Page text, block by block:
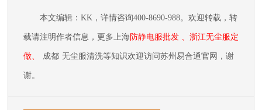
本文编辑： KK，详情咨询400-8690-988。欢迎转载，转
载请注明作者信息，更多上海防静电服批发 、浙江无尘服定
做、 成都 无尘服清洗等知识欢迎访问苏州易合通官网，谢
谢。